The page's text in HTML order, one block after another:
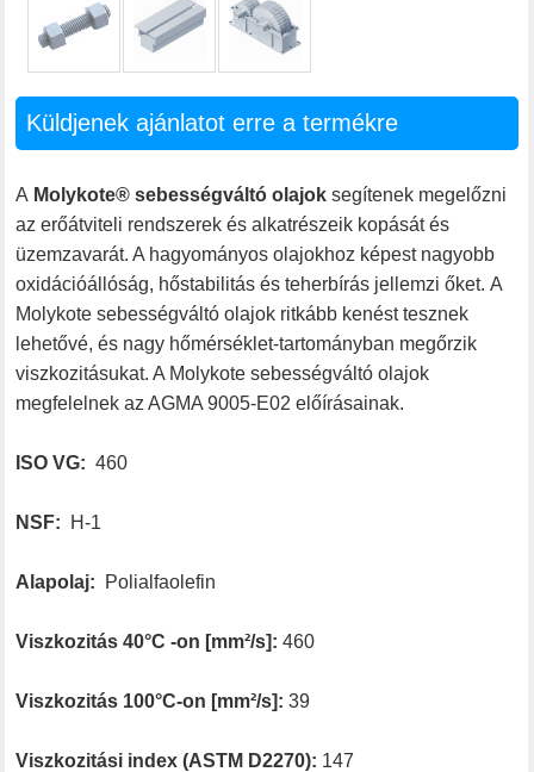
Küldjenek ajánlatot erre a termékre
A Molykote® sebességváltó olajok segítenek megelőzni
az erőátviteli rendszerek és alkatrészeik kopását és
üzemzavarát. A hagyományos olajokhoz képest nagyobb
oxidációállóság, hőstabilitás és teherbírás jellemzi őket. A
Molykote sebességváltó olajok ritkább kenést tesznek
lehetővé, és nagy hőmérséklet-tartományban megőrzik
viszkozitásukat. A Molykote sebességváltó olajok
megfelelnek az AGMA 9005-E02 előírásainak.
ISO VG: 460
NSF: H-1
Alapolaj: Polialfaolefin
Viszkozitás 40°C -on [mm²/s]: 460
Viszkozitás 100°C-on [mm²/s]: 39
Viszkozitási index (ASTM D2270): 147